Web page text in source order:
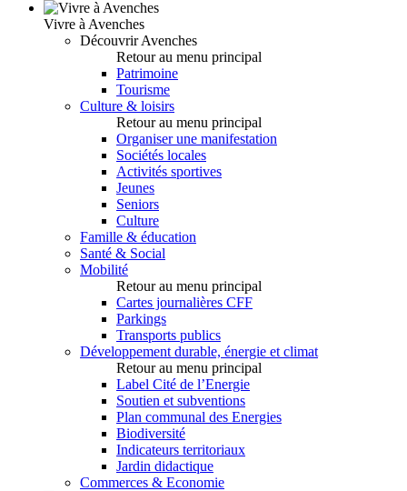
Vivre à Avenches
Découvrir Avenches
Retour au menu principal
Patrimoine
Tourisme
Culture & loisirs
Retour au menu principal
Organiser une manifestation
Sociétés locales
Activités sportives
Jeunes
Seniors
Culture
Famille & éducation
Santé & Social
Mobilité
Retour au menu principal
Cartes journalières CFF
Parkings
Transports publics
Développement durable, énergie et climat
Retour au menu principal
Label Cité de l’Energie
Soutien et subventions
Plan communal des Energies
Biodiversité
Indicateurs territoriaux
Jardin didactique
Commerces & Economie